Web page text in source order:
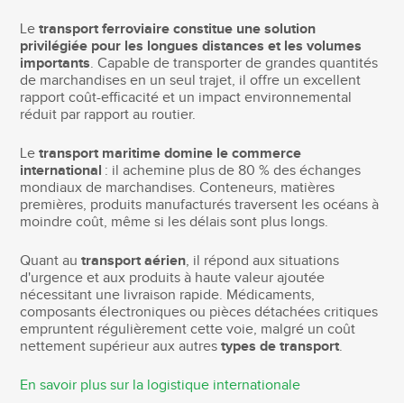
Letransport ferroviaire constitue une solution
privilégiée pour les longues distances et les volumes
importants. Capable de transporter de grandes quantités
de marchandises en un seul trajet, il offre un excellent
rapport coût-efficacité et un impact environnemental
réduit par rapport au routier.
Letransport maritime domine le commerce
international : il achemine plus de 80 % des échanges
mondiaux de marchandises. Conteneurs, matières
premières, produits manufacturés traversent les océans à
moindre coût, même si les délais sont plus longs.
Quant autransport aérien, il répond aux situations
d'urgence et aux produits à haute valeur ajoutée
nécessitant une livraison rapide. Médicaments,
composants électroniques ou pièces détachées critiques
empruntent régulièrement cette voie, malgré un coût
nettement supérieur aux autrestypes de transport.
En savoir plus sur la logistique internationale